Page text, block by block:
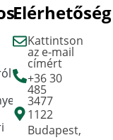
Elérhetőség
Kattintson
az e-mail
címért
+36 30
485
3477
1122
Budapest,